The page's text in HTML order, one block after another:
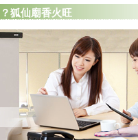
狐仙廟香火旺